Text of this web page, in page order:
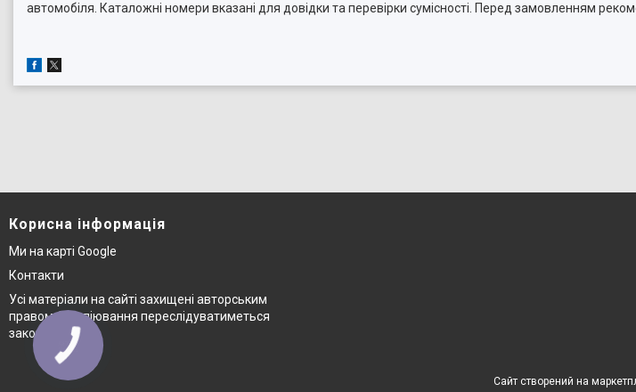
автомобіля. Каталожні номери вказані для довідки та перевірки сумісності. Перед замовленням
Корисна інформація
Ми на карті Google
Контакти
Усі матеріали на сайті захищені авторським
правом © копіювання переслідуватиметься
законом
Сайт створений на